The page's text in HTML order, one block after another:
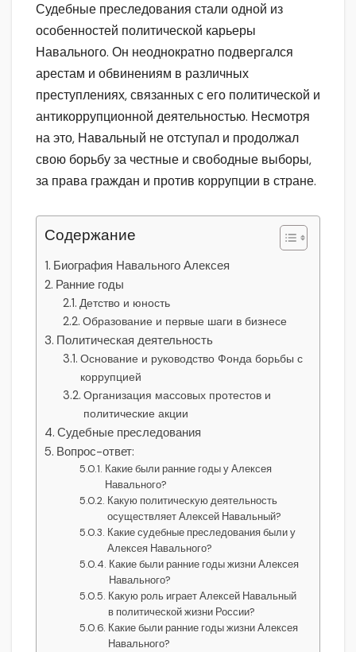
Судебные преследования стали одной из
особенностей политической карьеры
Навального. Он неоднократно подвергался
арестам и обвинениям в различных
преступлениях, связанных с его политической и
антикоррупционной деятельностью. Несмотря
на это, Навальный не отступал и продолжал
свою борьбу за честные и свободные выборы,
за права граждан и против коррупции в стране.
Содержание
Биография Навального Алексея
Ранние годы
Детство и юность
Образование и первые шаги в бизнесе
Политическая деятельность
Основание и руководство Фонда борьбы с
коррупцией
Организация массовых протестов и
политические акции
Судебные преследования
Вопрос-ответ:
Какие были ранние годы у Алексея
Навального?
Какую политическую деятельность
осуществляет Алексей Навальный?
Какие судебные преследования были у
Алексея Навального?
Какие были ранние годы жизни Алексея
Навального?
Какую роль играет Алексей Навальный
в политической жизни России?
Какие были ранние годы жизни Алексея
Навального?